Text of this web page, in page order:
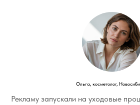
Ольга, косметолог,
Рекламу запускали на уходовые